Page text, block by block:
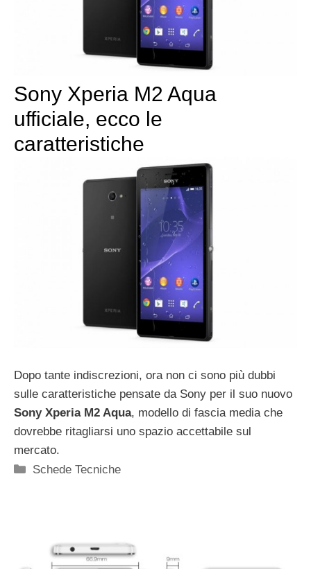
Sony Xperia M2 Aqua
ufficiale, ecco le
caratteristiche
Dopo tante indiscrezioni, ora non ci sono più dubbi
sulle caratteristiche pensate da Sony per il suo nuovo
Sony Xperia M2 Aqua, modello di fascia media che
dovrebbe ritagliarsi uno spazio accettabile sul
mercato.
Categorie
Schede Tecniche